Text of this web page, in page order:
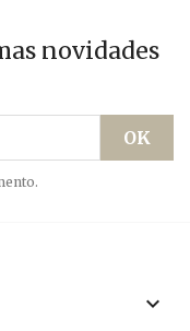
novidades
